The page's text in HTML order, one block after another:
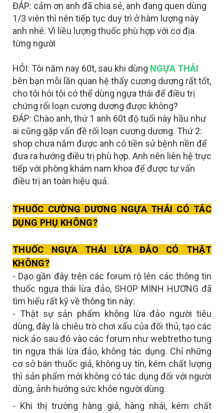
ĐÁP: cảm ơn anh đã chia sẻ, anh đang quen dùng
1/3 viên thì nên tiếp tục duy trì ở hàm lượng này
anh nhé. Vì liều lượng thuốc phù hợp với cơ địa
từng người
HỎI: Tôi năm nay 60t, sau khi dùng NGỰA THÁI
bên bạn mỗi lần quan hệ thấy cương dương rất tốt,
cho tôi hỏi tôi có thể dùng ngựa thái để điều trị
chứng rối loạn cương dương được không?
ĐÁP: Chào anh, thứ 1 anh 60t độ tuổi này hầu như
ai cũng gặp vấn đề rối loạn cương dương. Thứ 2:
shop chưa nắm được anh có tiền sử bệnh nền để
đưa ra hướng điều trị phù hợp. Anh nên liên hệ trực
tiếp với phòng khám nam khoa để được tư vấn
điều trị an toàn hiệu quả.
THUỐC CƯỜNG DƯƠNG NGỰA THÁI CÓ TÁC
DỤNG PHỤ KHÔNG?
THUỐC NGỰA THÁI LỪA ĐẢO CÓ THẬT
KHÔNG?
- Dạo gần đây trên các forum rộ lên các thông tin
thuốc ngựa thái lừa đảo, SHOP MINH HƯƠNG đã
tìm hiểu rất kỹ về thông tin này:
- Thật sự sản phẩm không lừa đảo người tiêu
dùng, đây là chiêu trò chơi xấu của đối thủ, tạo các
nick ảo sau đó vào các forum như webtretho tung
tin ngựa thái lừa đảo, không tác dụng. Chỉ những
cơ sở bán thuốc giả, không uy tín, kém chất lượng
thì sản phẩm mới không có tác dụng đối với người
dùng, ảnh hưởng sức khỏe người dùng.
- Khi thị trường hàng giả, hàng nhái, kém chất